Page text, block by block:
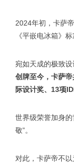
2024年初，卡萨
《平嵌电冰箱》标
宛如天成的极致
创牌至今，卡萨
际设计奖、13项
世界级荣誉加身
敬”。
对此，卡萨帝不